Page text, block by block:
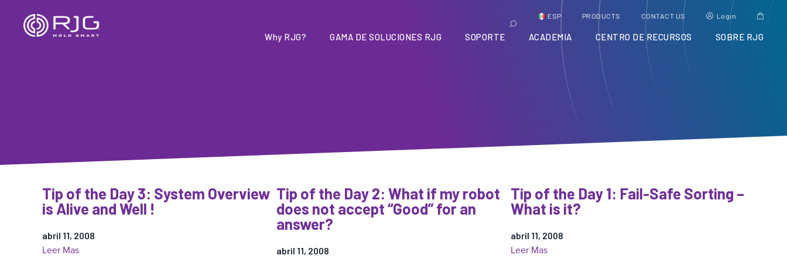
contenido
ESP PRODUCTS CONTACT US Login
Why RJG? GAMA DE SOLUCIONES RJG SOPORTE ACADEMIA CENTRO DE RECURSOS SOBRE RJG
Tip of the Day 3: System Overview
is Alive and Well !
abril 11, 2008
Leer Mas:
Tip of the Day 2: What if my robot
does not accept “Good” for an
answer?
abril 11, 2008
Tip of the Day 1: Fail-Safe Sorting –
What is it?
abril 11, 2008
Leer Mas: